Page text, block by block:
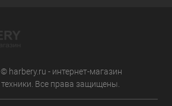
harbery.ru - интернет-магазин
Все права защищены.